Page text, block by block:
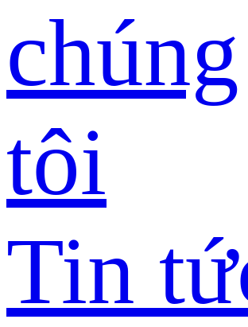
chúng
tôi
Tin